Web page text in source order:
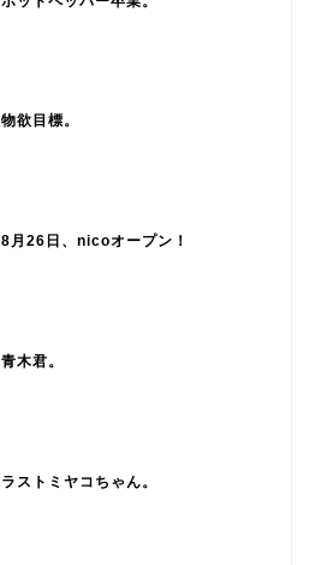
物欲目標。
8月26日、nicoオープン！
青木君。
ラストミヤコちゃん。